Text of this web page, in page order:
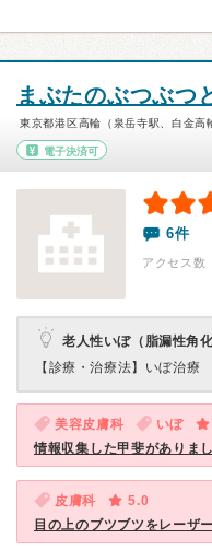
まぶたのぶつぶつ
東京都港区高輪（泉岳寺駅、白金高
電子決済可
6件
アクセス
老人性いぼ（脂漏性角
【診療・治療法】 いぼ治療
美容皮膚科 いぼ
情報収集した甲斐がありまし
皮膚科
5.0
目の上のブツブツをレーザ